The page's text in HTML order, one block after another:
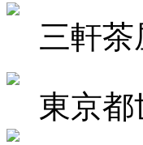
三軒茶
東京都